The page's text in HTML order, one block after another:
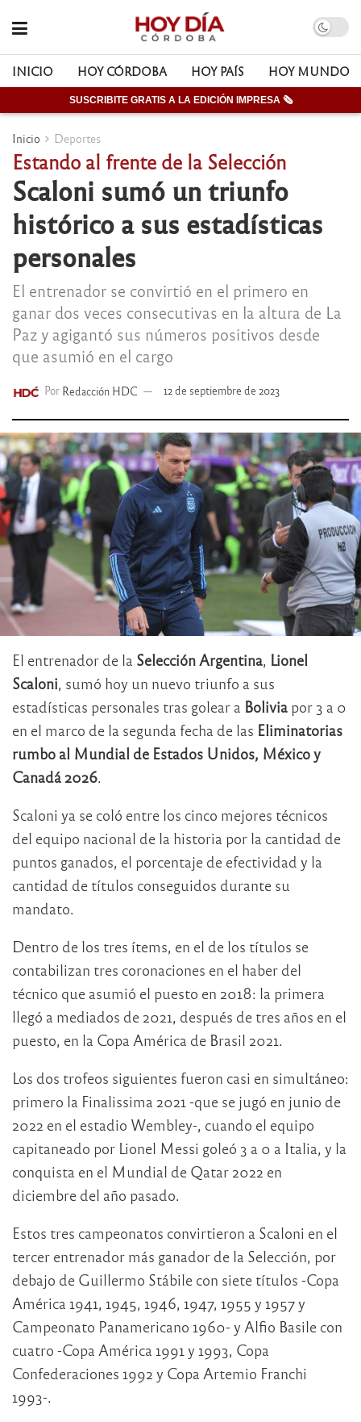
INICIO HOY CÓRDOBA HOY PAÍS HOY MUNDO
SUSCRIBITE GRATIS A LA EDICIÓN IMPRESA 🗞
Inicio Deportes
Estando al frente de la Selección
Scaloni sumó un triunfo
histórico a sus estadísticas
personales
El entrenador se convirtió en el primero en
ganar dos veces consecutivas en la altura de La
Paz y agigantó sus números positivos desde
que asumió en el cargo
Por Redacción HDC 12 de septiembre de 2023
El entrenador de la Selección Argentina, Lionel
Scaloni, sumó hoy un nuevo triunfo a sus
estadísticas personales tras golear a Bolivia por 3 a 0
en el marco de la segunda fecha de las Eliminatorias
rumbo al Mundial de Estados Unidos, México y
Canadá 2026.
Scaloni ya se coló entre los cinco mejores técnicos
del equipo nacional de la historia por la cantidad de
puntos ganados, el porcentaje de efectividad y la
cantidad de títulos conseguidos durante su
mandato.
Dentro de los tres ítems, en el de los títulos se
contabilizan tres coronaciones en el haber del
técnico que asumió el puesto en 2018: la primera
llegó a mediados de 2021, después de tres años en el
puesto, en la Copa América de Brasil 2021.
Los dos trofeos siguientes fueron casi en simultáneo:
primero la Finalissima 2021 -que se jugó en junio de
2022 en el estadio Wembley-, cuando el equipo
capitaneado por Lionel Messi goleó 3 a 0 a Italia, y la
conquista en el Mundial de Qatar 2022 en
diciembre del año pasado.
Estos tres campeonatos convirtieron a Scaloni en el
tercer entrenador más ganador de la Selección, por
debajo de Guillermo Stábile con siete títulos -Copa
América 1941, 1945, 1946, 1947, 1955 y 1957 y
Campeonato Panamericano 1960- y Alfio Basile con
cuatro -Copa América 1991 y 1993, Copa
Confederaciones 1992 y Copa Artemio Franchi
1993-.